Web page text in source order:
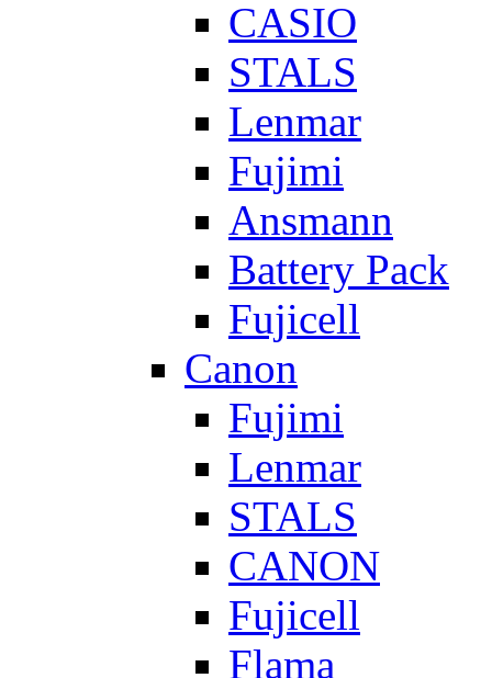
CASIO
STALS
Lenmar
Fujimi
Ansmann
Battery Pack
Fujicell
Canon
Fujimi
Lenmar
STALS
CANON
Fujicell
Flama